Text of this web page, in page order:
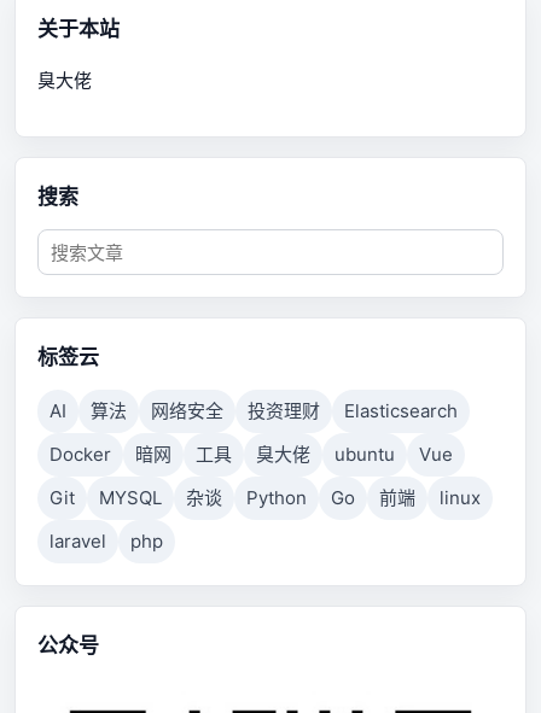
关于本站
臭大佬
搜索
标签云
AI 算法 网络安全 投资理财
Elasticsearch
Docker
暗网 工具 臭大佬 ubuntu
Vue
Git
MYSQL 杂谈 Python Go 前端
linux
laravel
php
公众号